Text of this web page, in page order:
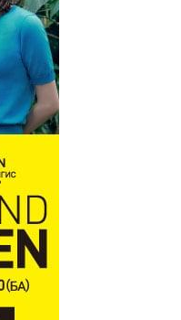
ХӨНГӨЛСНӨӨР ДҮГНЭНЭ
/ 10 цаг 09 минут
Байнгын хорооны дарга
М.Мандхай Цөлжилттэй
тэмцэх тухай НҮБ-ын
конвенцын талуудын 17 дугаар
ын бэлтгэл ажлын явцтай
/ 10 цаг 03 минут
байгуулалтын аливаа
хангамжийн байгууллагуудын
саатах ёсгүй
/ 17 цаг 21 минут
хот” төслийн анхны 12
үндсэн карказ, цутгалтын ажил